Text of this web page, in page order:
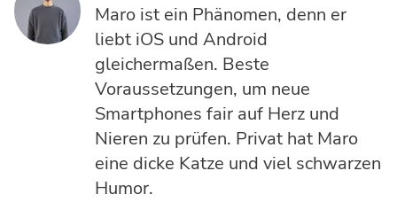
Maro ist ein Phänomen, denn er
liebt iOS und Android
gleichermaßen. Beste
Voraussetzungen, um neue
Smartphones fair auf Herz und
Nieren zu prüfen. Privat hat Maro
eine dicke Katze und viel schwarzen
Humor.